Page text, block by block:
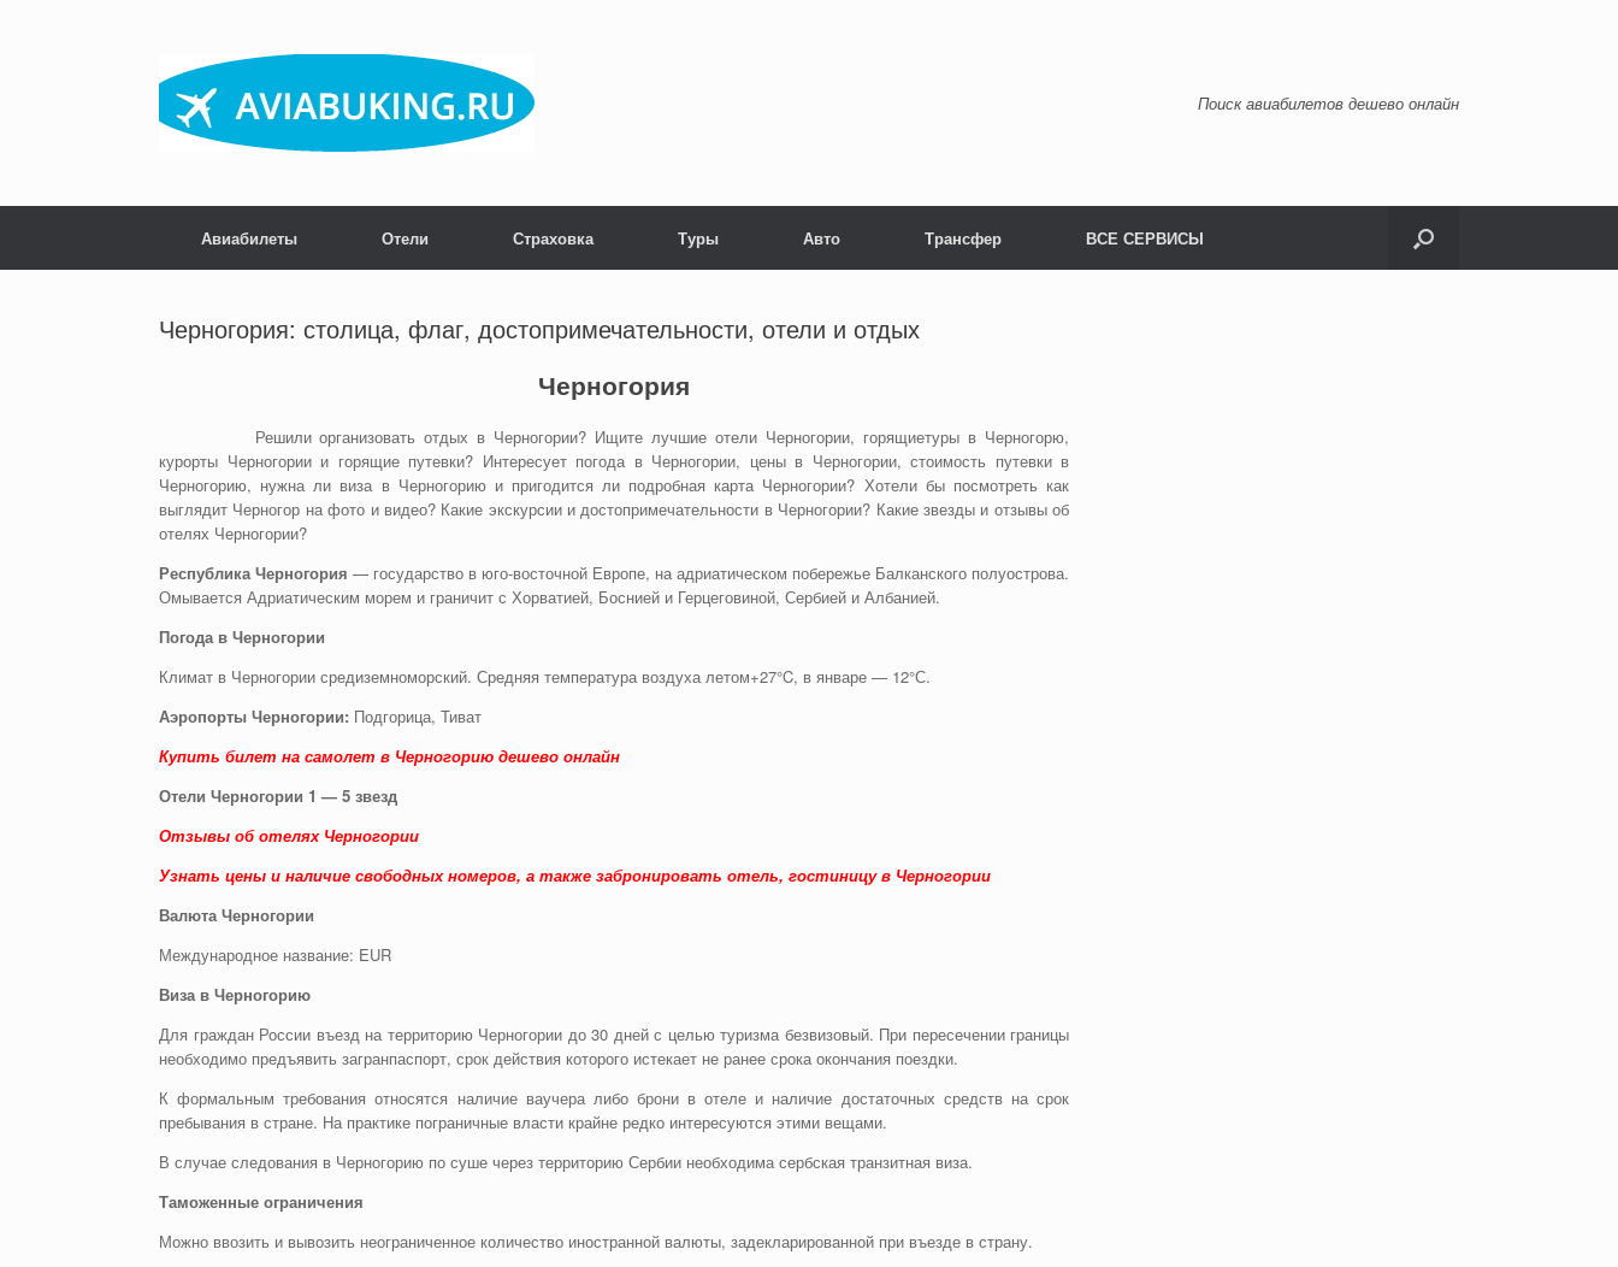
Поиск авиабилетов дешево онлайн
Авиабилеты Отели Страховка Туры Авто Трансфер ВСЕ СЕРВИСЫ
Черногория: столица, флаг, достопримечательности, отели и отдых
Черногория
Решили организовать отдых в Черногории? Ищите лучшие отели Черногории, горящиетуры в Черногорю,
курорты Черногории и горящие путевки? Интересует погода в Черногории, цены в Черногории, стоимость путевки в
Черногорию, нужна ли виза в Черногорию и пригодится ли подробная карта Черногории? Хотели бы посмотреть как
выглядит Черногор на фото и видео? Какие экскурсии и достопримечательности в Черногории? Какие звезды и отзывы об
отелях Черногории?
Республика Черногория — государство в юго-восточной Европе, на адриатическом побережье Балканского полуострова.
Омывается Адриатическим морем и граничит с Хорватией, Боснией и Герцеговиной, Сербией и Албанией.
Погода в Черногории
Климат в Черногории средиземноморский. Средняя температура воздуха летом+27°C, в январе — 12°С.
Аэропорты Черногории: Подгорица, Тиват
Купить билет на самолет в Черногорию дешево онлайн
Отели Черногории 1 — 5 звезд
Отзывы об отелях Черногории
Узнать цены и наличие свободных номеров, а также забронировать отель, гостиницу в Черногории
Валюта Черногории
Международное название: EUR
Виза в Черногорию
Для граждан России въезд на территорию Черногории до 30 дней с целью туризма безвизовый. При пересечении границы
необходимо предъявить загранпаспорт, срок действия которого истекает не ранее срока окончания поездки.
К формальным требования относятся наличие ваучера либо брони в отеле и наличие достаточных средств на срок
пребывания в стране. На практике пограничные власти крайне редко интересуются этими вещами.
В случае следования в Черногорию по суше через территорию Сербии необходима сербская транзитная виза.
Таможенные ограничения
Можно ввозить и вывозить неограниченное количество иностранной валюты, задекларированной при въезде в страну.